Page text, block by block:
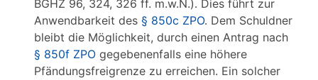
BGHZ 96, 324, 326 ff. m.w.N.). Dies führt zur
Anwendbarkeit des § 850c ZPO. Dem Schuldner
bleibt die Möglichkeit, durch einen Antrag nach
§ 850f ZPO gegebenenfalls eine höhere
Pfändungsfreigrenze zu erreichen. Ein solcher